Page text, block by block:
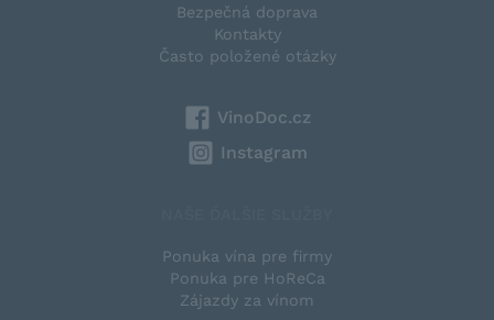
Bezpečná doprava
Kontakty
Často položené otázky
VinoDoc.cz
Instagram
Ponuka vína pre firmy
Ponuka pre HoReCa
Zájazdy za vínom